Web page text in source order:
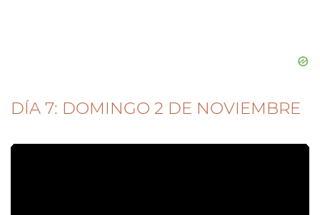
DÍA 7: DOMINGO 2 DE NOVIEMBRE